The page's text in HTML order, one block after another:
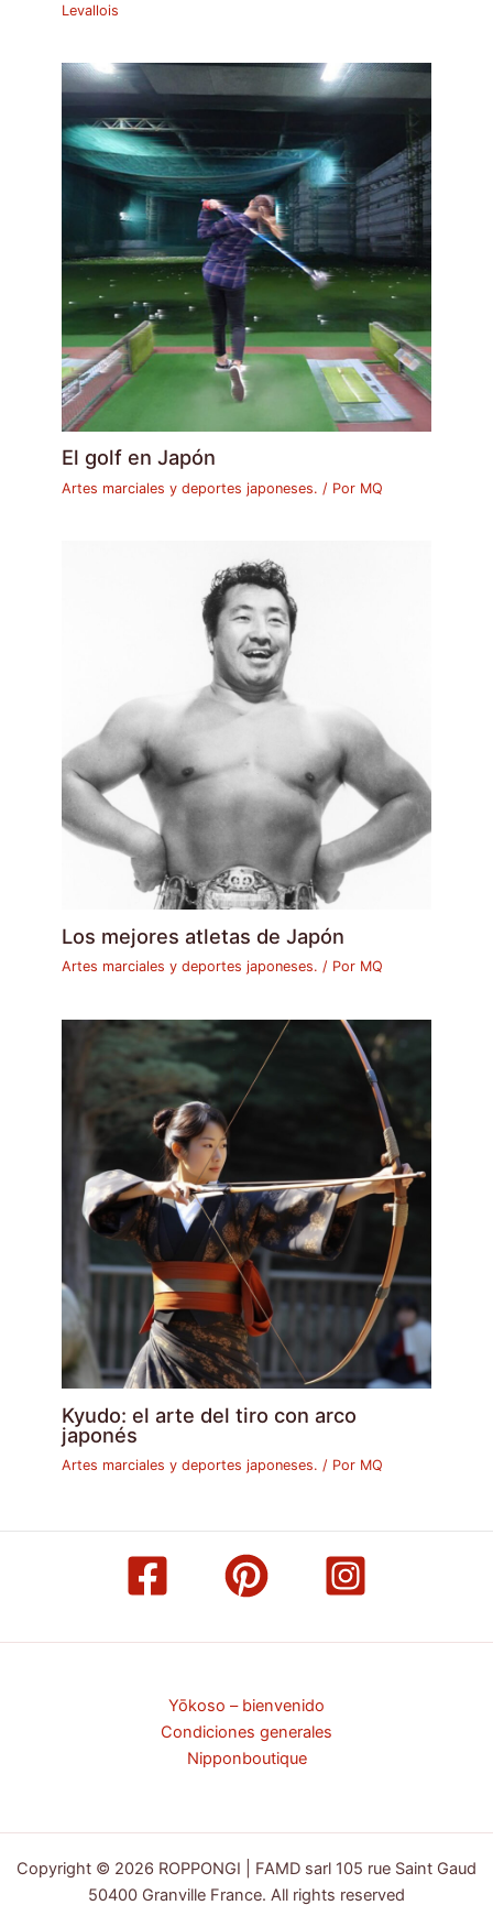
Levallois
El golf en Japón
Artes marciales y deportes japoneses. / Por MQ
Los mejores atletas de Japón
Artes marciales y deportes japoneses. / Por MQ
Kyudo: el arte del tiro con arco
japonés
Artes marciales y deportes japoneses. / Por MQ
Yōkoso – bienvenido
Condiciones generales
Nipponboutique
Copyright © 2026 ROPPONGI | FAMD sarl 105 rue Saint Gaud
50400 Granville France. All rights reserved